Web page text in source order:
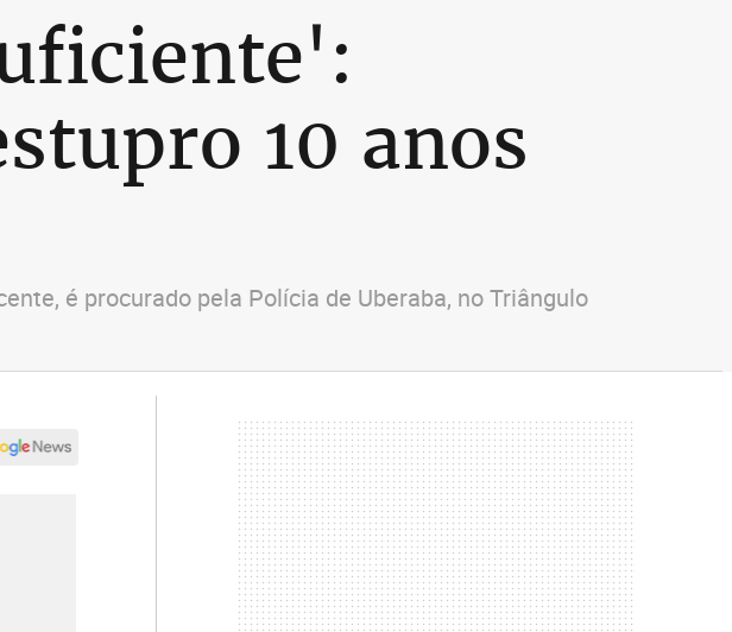
10 anos
é procurado pela Polícia de Uberaba, no Triângulo